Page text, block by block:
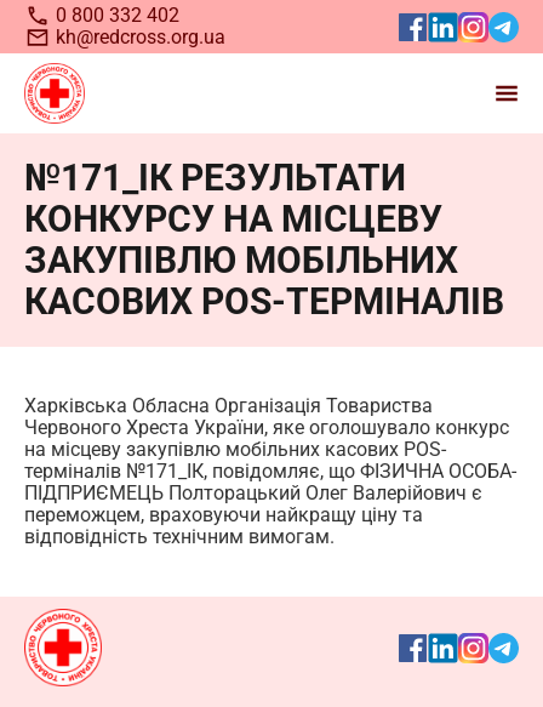
0 800 332 402
kh@redcross.org.ua
№171_ІК РЕЗУЛЬТАТИ
КОНКУРСУ НА МІСЦЕВУ
ЗАКУПІВЛЮ МОБІЛЬНИХ
КАСОВИХ POS-ТЕРМІНАЛІВ
Харківська Обласна Організація Товариства
Червоного Хреста України, яке оголошувало конкурс
на місцеву закупівлю мобільних касових POS-
терміналів №171_ІК, повідомляє, що ФІЗИЧНА ОСОБА-
ПІДПРИЄМЕЦЬ Полторацький Олег Валерійович є
переможцем, враховуючи найкращу ціну та
відповідність технічним вимогам.
Станьте волонтером
УкраїнськогоЧервоного
Хреста
Запрошуємо всіх, хто бажає долучитися до нашої